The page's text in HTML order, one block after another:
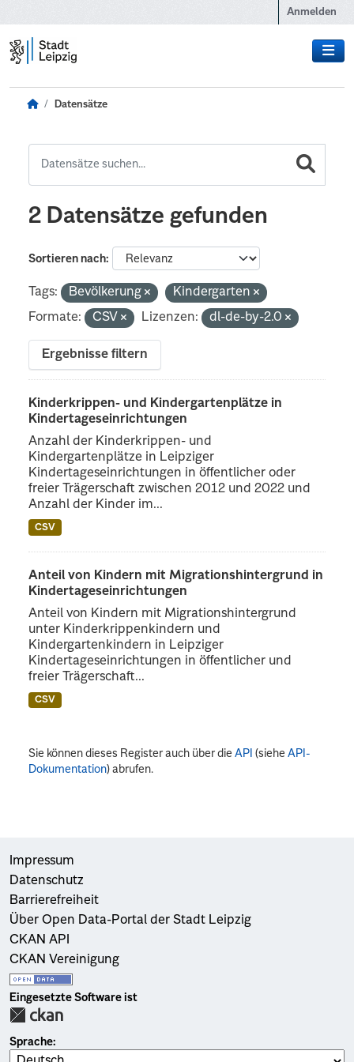
Anmelden
Datensätze
2 Datensätze gefunden
Sortieren nach
Tags: Bevölkerung
Kindergarten
Formate:
CSV Lizenzen: dl-de-by-2.0
Ergebnisse filtern
Kinderkrippen- und Kindergartenplätze in
Kindertageseinrichtungen
Anzahl der Kinderkrippen- und
Kindergartenplätze in Leipziger
Kindertageseinrichtungen in öffentlicher oder
freier Trägerschaft zwischen 2012 und 2022 und
Anzahl der Kinder im...
CSV
Anteil von Kindern mit Migrationshintergrund in
Kindertageseinrichtungen
Anteil von Kindern mit Migrationshintergrund
unter Kinderkrippenkindern und
Kindergartenkindern in Leipziger
Kindertageseinrichtungen in öffentlicher und
freier Trägerschaft...
CSV
Sie können dieses Register auch über dieAPI (sieheAPI-
Dokumentation) abrufen.
Impressum
Datenschutz
Barrierefreiheit
Über Open Data-Portal der Stadt Leipzig
CKAN API
CKAN Vereinigung
Eingesetzte Software ist
Sprache